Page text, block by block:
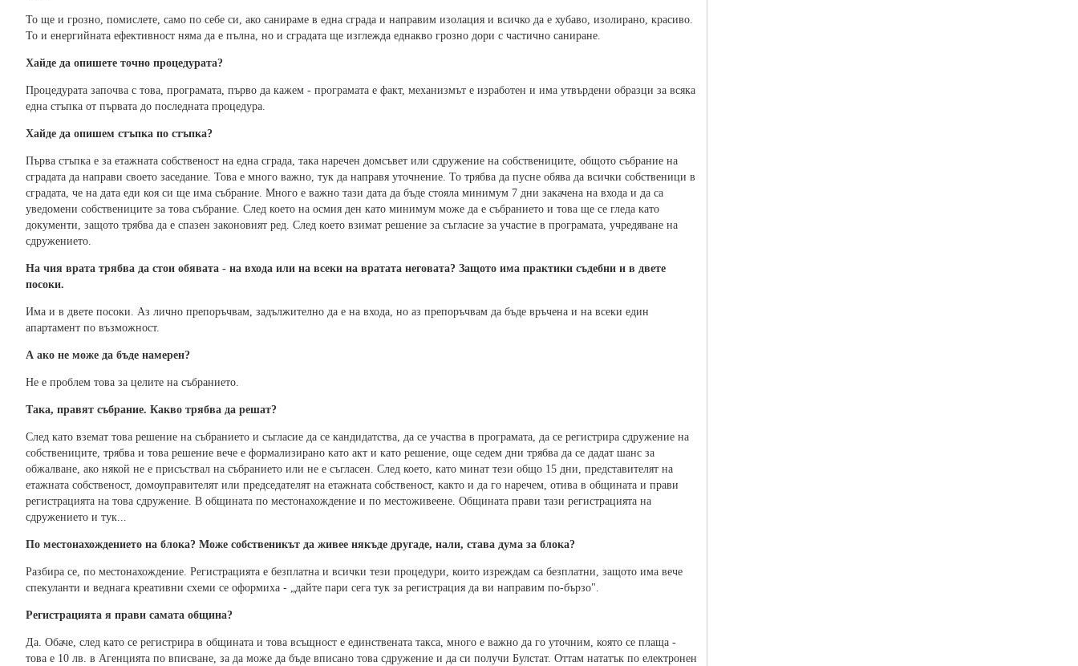
То ще и грозно, помислете, само по себе си, ако санираме в една сграда и направим изолация и всичко да е хубаво, изолирано, красиво.
То и енергийната ефективност няма да е пълна, но и сградата ще изглежда еднакво грозно дори с частично саниране.
Хайде да опишете точно процедурата?
Процедурата започва с това, програмата, първо да кажем - програмата е факт, механизмът е изработен и има утвърдени образци за всяка
една стъпка от първата до последната процедура.
Хайде да опишем стъпка по стъпка?
Първа стъпка е за етажната собственост на една сграда, така наречен домсъвет или сдружение на собствениците, общото събрание на
сградата да направи своето заседание. Това е много важно, тук да направя уточнение. То трябва да пусне обява да всички собственици в
сградата, че на дата еди коя си ще има събрание. Много е важно тази дата да бъде стояла минимум 7 дни закачена на входа и да са
уведомени собствениците за това събрание. След което на осмия ден като минимум може да е събранието и това ще се гледа като
документи, защото трябва да е спазен законовият ред. След което взимат решение за съгласие за участие в програмата, учредяване на
сдружението.
На чия врата трябва да стои обявата - на входа или на всеки на вратата неговата? Защото има практики съдебни и в двете
посоки.
Има и в двете посоки. Аз лично препоръчвам, задължително да е на входа, но аз препоръчвам да бъде връчена и на всеки един
апартамент по възможност.
А ако не може да бъде намерен?
Не е проблем това за целите на събранието.
Така, правят събрание. Какво трябва да решат?
След като вземат това решение на събранието и съгласие да се кандидатства, да се участва в програмата, да се регистрира сдружение на
собствениците, трябва и това решение вече е формализирано като акт и като решение, още седем дни трябва да се дадат шанс за
обжалване, ако някой не е присъствал на събранието или не е съгласен. След което, като минат тези общо 15 дни, представителят на
етажната собственост, домоуправителят или председателят на етажната собственост, както и да го наречем, отива в общината и прави
регистрацията на това сдружение. В общината по местонахождение и по местоживеене. Общината прави тази регистрацията на
сдружението и тук...
По местонахождението на блока? Може собственикът да живее някъде другаде, нали, става дума за блока?
Разбира се, по местонахождение. Регистрацията е безплатна и всички тези процедури, които изреждам са безплатни, защото има вече
спекуланти и веднага креативни схеми се оформиха - „дайте пари сега тук за регистрация да ви направим по-бързо".
Регистрацията я прави самата община?
Да. Обаче, след като се регистрира в общината и това всъщност е единствената такса, много е важно да го уточним, която се плаща -
това е 10 лв. в Агенцията по вписване, за да може да бъде вписано това сдружение и да си получи Булстат. Оттам нататък по електронен